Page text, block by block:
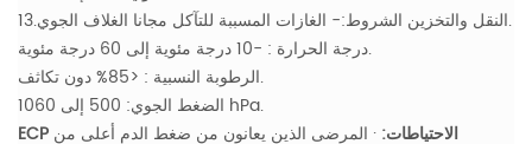
13.النقل والتخزين الشروط:- الغازات المسببة للتآكل مجانا الغلاف الجوي.
درجة الحرارة : -10 درجة مئوية إلى 60 درجة مئوية.
الرطوبة النسبية : <85% دون تكاثف.
الضغط الجوي: 500 إلى 1060 hPa.
ECP الاحتياطات: · المرضى الذين يعانون من ضغط الدم أعلى من